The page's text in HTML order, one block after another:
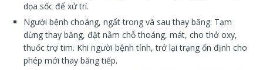
dọa sốc để xử trí.
Người bệnh choáng, ngất trong và sau thay băng: Tạm
dừng thay băng, đặt nằm chỗ thoáng, mát, cho thở oxy,
thuốc trợ tim. Khi người bệnh tỉnh, trở lại trạng ổn định cho
phép mới thay băng tiếp.